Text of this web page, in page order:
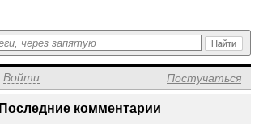
Войти Постучаться
Последние комментарии